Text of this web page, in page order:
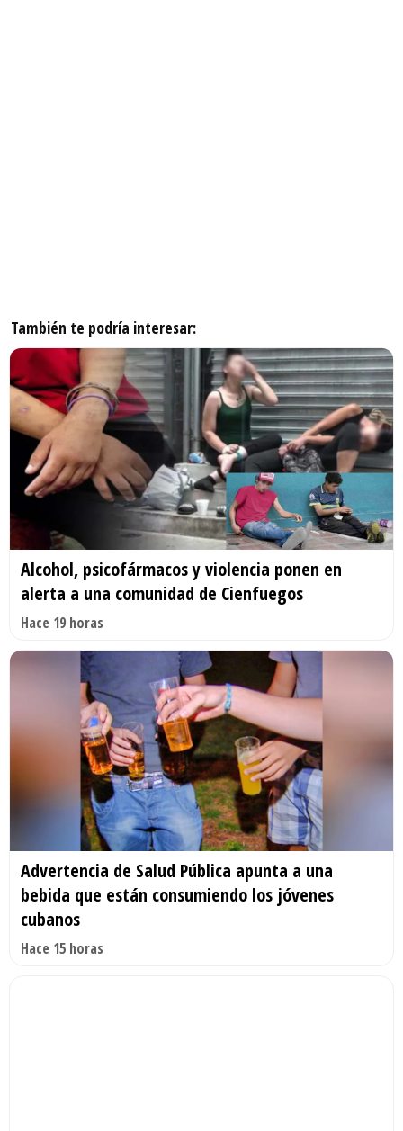
También te podría interesar:
Alcohol, psicofármacos y violencia ponen en
alerta a una comunidad de Cienfuegos
Hace 19 horas
Advertencia de Salud Pública apunta a una
bebida que están consumiendo los jóvenes
cubanos
Hace 15 horas